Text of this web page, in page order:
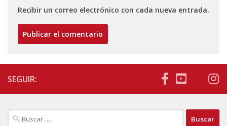
Recibir un correo electrónico con cada nueva entrada.
SEGUIR:
Buscar: